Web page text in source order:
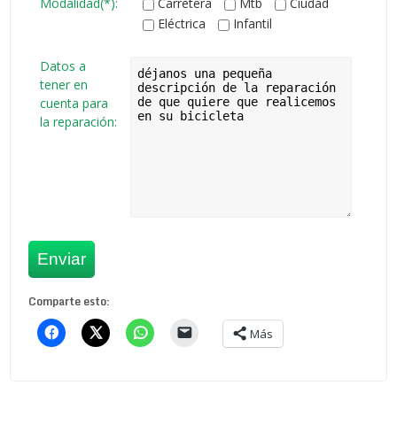
Eléctrica
Infantil
Datos a
tener en
cuenta para
la reparación:
Comparte esto:
Más